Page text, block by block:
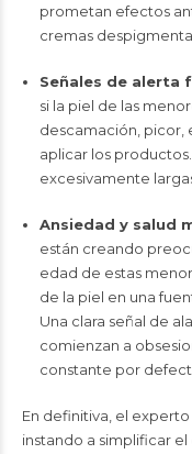
prometan efectos
cremas
Señales de alerta
si la piel de las
descamación, picor,
aplicar los
excesivamente
Ansiedad y salud
están creando
edad de estas
de la piel en una
Una clara señal de
comienzan a
constante por
En definitiva, el
instando a simplificar